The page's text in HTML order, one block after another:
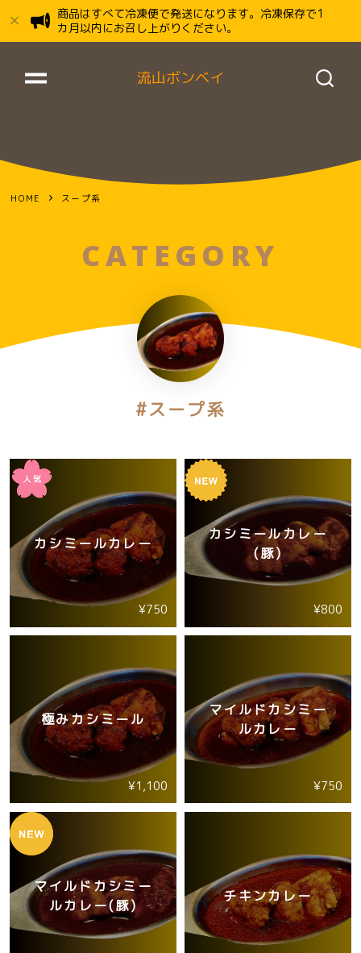
商品はすべて冷凍便で発送になります。冷凍保存で1
カ月以内にお召し上がりください。
流山ボンベイ
HOME スープ系
CATEGORY
#スープ系
カシミールカレー
¥750
カシミールカレー
(豚)
¥800
極みカシミール
¥1,100
マイルドカシミー
ルカレー
¥750
マイルドカシミー
ルカレー(豚)
チキンカレー